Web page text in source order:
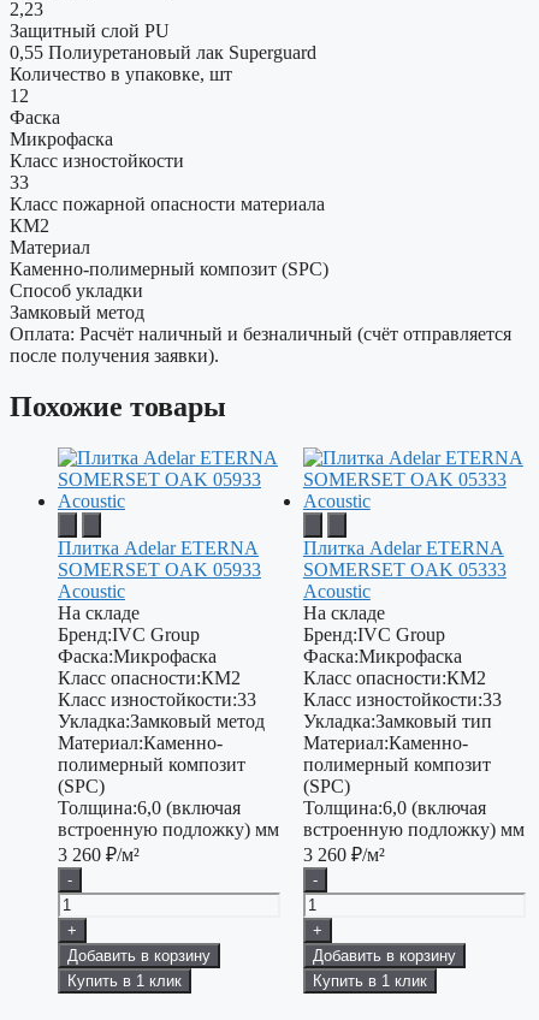
2,23
Защитный слой PU
0,55 Полиуретановый лак Superguard
Количество в упаковке, шт
12
Фаска
Микрофаска
Класс изностойкости
33
Класс пожарной опасности материала
КМ2
Материал
Каменно-полимерный композит (SPC)
Способ укладки
Замковый метод
Оплата: Расчёт наличный и безналичный (счёт отправляется
после получения заявки).
Похожие товары
Плитка Adelar ETERNA
SOMERSET OAK 05933
Acoustic
На складе
Бренд:IVC Group
Фаска:Микрофаска
Класс опасности:КМ2
Класс изностойкости:33
Укладка:Замковый метод
Материал:Каменно-
полимерный композит
(SPC)
Толщина:6,0 (включая
встроенную подложку) мм
3 260 ₽/м²
-
+
Добавить в корзину
Купить в 1 клик
Плитка Adelar ETERNA
SOMERSET OAK 05333
Acoustic
На складе
Бренд:IVC Group
Фаска:Микрофаска
Класс опасности:КМ2
Класс изностойкости:33
Укладка:Замковый тип
Материал:Каменно-
полимерный композит
(SPC)
Толщина:6,0 (включая
встроенную подложку) мм
3 260 ₽/м²
-
+
Добавить в корзину
Купить в 1 клик